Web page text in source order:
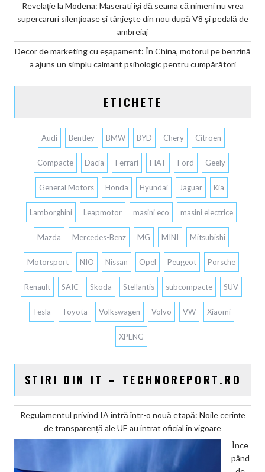
Revelație la Modena: Maserati își dă seama că nimeni nu vrea
supercaruri silențioase și tânjește din nou după V8 și pedală de
ambreiaj
Decor de marketing cu eșapament: În China, motorul pe benzină
a ajuns un simplu calmant psihologic pentru cumpărători
ETICHETE
Audi Bentley BMW BYD Chery Citroen
Compacte Dacia Ferrari FIAT Ford Geely
General Motors Honda Hyundai Jaguar Kia
Lamborghini Leapmotor masini eco masini electrice
Mazda Mercedes-Benz MG MINI Mitsubishi
Motorsport NIO Nissan Opel Peugeot Porsche
Renault SAIC Skoda Stellantis subcompacte SUV
Tesla Toyota Volkswagen Volvo VW Xiaomi
XPENG
STIRI DIN IT – TECHNOREPORT.RO
Regulamentul privind IA intră într-o nouă etapă: Noile cerințe
de transparență ale UE au intrat oficial în vigoare
Înce
pând